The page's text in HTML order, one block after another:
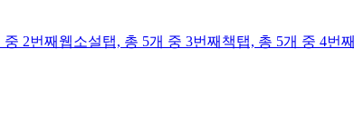
중 2번째 웹소설탭, 총 5개 중 3번째 책탭, 총 5개 중 4번째